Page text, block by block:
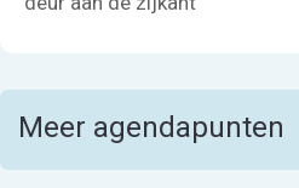
Meer agendapunten